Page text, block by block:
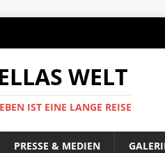
WELT
IST EINE LANGE REISE
PRESSE & MEDIEN